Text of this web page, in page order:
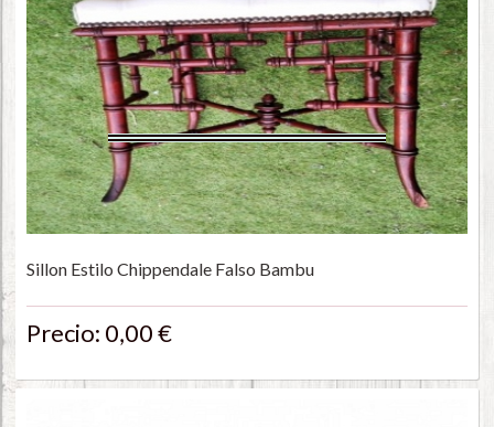
Sillon Estilo Chippendale Falso Bambu
Precio: 0,00 €